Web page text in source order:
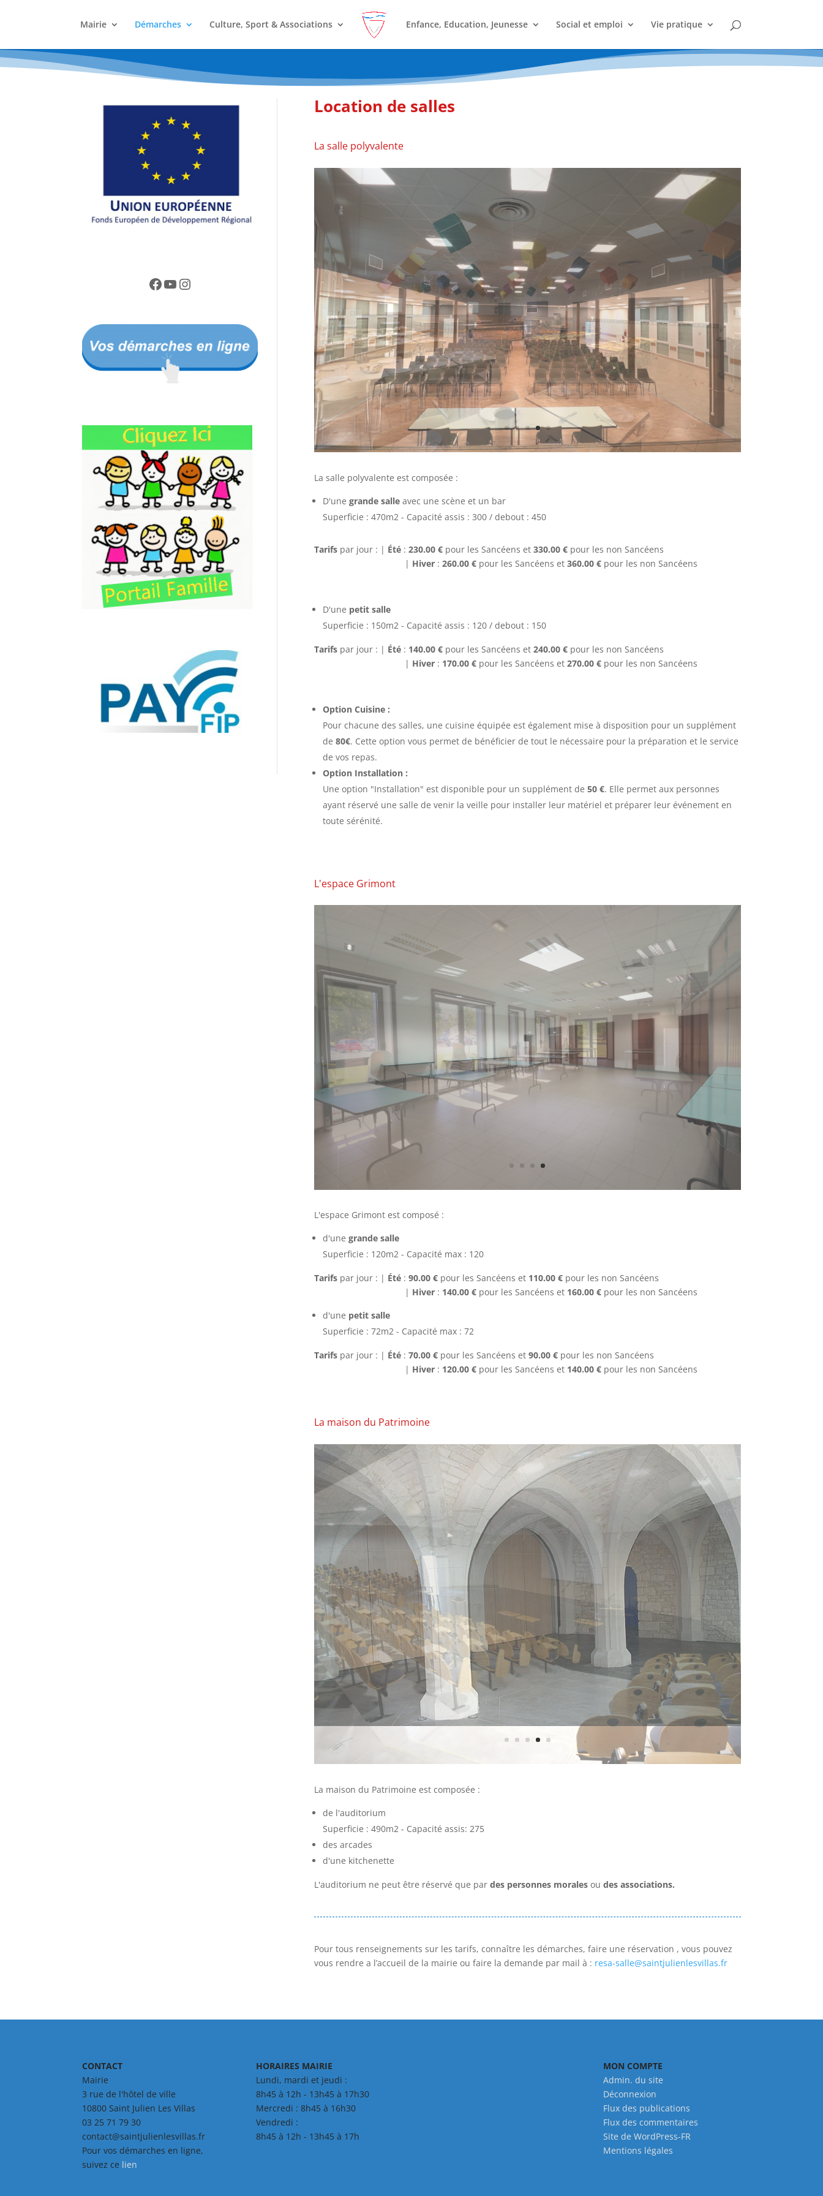
Mairie Démarches Culture, Sport & Associations Enfance, Education, Jeunesse Social et emploi Vie pratique
Facebook
YouTube
Instagram
Location de salles
La salle polyvalente
La salle polyvalente est composée :
D'une grande salleavec une scène et un bar
Superficie : 470m2 - Capacité assis : 300 / debout : 450
Tarifs par jour : | Été: 230.00 €pour les Sancéens et 330.00 €pour les non Sancéens
| Hiver: 260.00 €pour les Sancéens et 360.00 €pour les non Sancéens
D'une petit salle
Superficie : 150m2 - Capacité assis : 120 / debout : 150
Tarifs par jour : | Été: 140.00 €pour les Sancéens et 240.00 €pour les non Sancéens
| Hiver: 170.00 €pour les Sancéens et 270.00 €pour les non Sancéens
Option Cuisine :
Pour chacune des salles, une cuisine équipée est également mise à disposition pour un supplément
de 80€. Cette option vous permet de bénéficier de tout le nécessaire pour la préparation et le service
de vos repas.
Option Installation :
Une option "Installation" est disponible pour un supplément de 50 €. Elle permet aux personnes
ayant réservé une salle de venir la veille pour installer leur matériel et préparer leur événement en
toute sérénité.
L'espace Grimont
L'espace Grimont est composé :
d'une grande salle
Superficie : 120m2 - Capacité max : 120
Tarifs par jour : | Été: 90.00 €pour les Sancéens et 110.00 €pour les non Sancéens
| Hiver: 140.00 €pour les Sancéens et 160.00 €pour les non Sancéens
d'une petit salle
Superficie : 72m2 - Capacité max : 72
Tarifs par jour : | Été: 70.00 €pour les Sancéens et 90.00 €pour les non Sancéens
| Hiver: 120.00 €pour les Sancéens et 140.00 €pour les non Sancéens
La maison du Patrimoine
La maison du Patrimoine est composée :
de l'auditorium
Superficie : 490m2 - Capacité assis: 275
des arcades
d'une kitchenette
L'auditorium ne peut être réservé que par des personnes moralesou des associations.
Pour tous renseignements sur les tarifs, connaître les démarches, faire une réservation , vous pouvez
vous rendre a l’accueil de la mairie ou faire la demande par mail à : resa-salle@saintjulienlesvillas.fr
CONTACT
Mairie
3 rue de l'hôtel de ville
10800 Saint Julien Les Villas
03 25 71 79 30
contact@saintjulienlesvillas.fr
Pour vos démarches en ligne,
suivez ce lien
HORAIRES MAIRIE
Lundi, mardi et jeudi :
8h45 à 12h - 13h45 à 17h30
Mercredi : 8h45 à 16h30
Vendredi :
8h45 à 12h - 13h45 à 17h
MON COMPTE
Admin. du site
Déconnexion
Flux des publications
Flux des commentaires
Site de WordPress-FR
Mentions légales